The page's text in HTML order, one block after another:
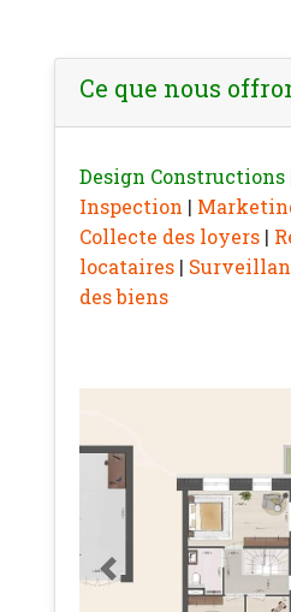
Ce que nous
Design Constructions
Inspection |
Collecte des loyers |
locataires |
des biens
Previous